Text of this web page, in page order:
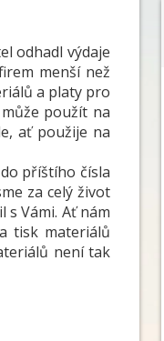
odhadl výdaje
menší než
a platy pro
použít na
ať použije na
příštího čísla
za celý život
s Vámi. Ať nám
tisk materiálů
není tak